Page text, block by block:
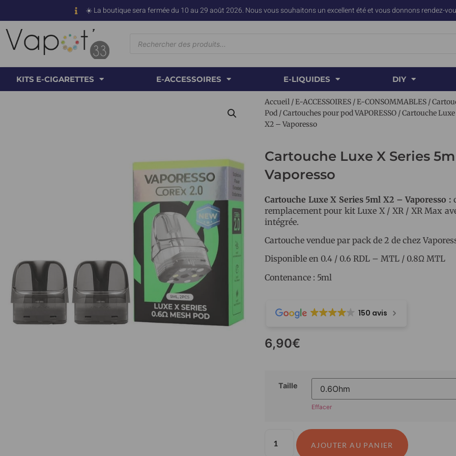
☀️ La boutique sera fermée du 10 au 29 août 2026. Nous vous souhaitons un excellent été et vous donnons rendez-
KITS E-CIGARETTES E-ACCESSOIRES E-LIQUIDES DIY
Accueil /E-ACCESSOIRES /E-CONSOMMABLES /
Pod /Cartouches pour pod VAPORESSO / Cartouche
X2 – Vaporesso
Cartouche Luxe X Series
Vaporesso
Cartouche Luxe X Series 5ml X2 – Vaporesso :
remplacement pour kit Luxe X / XR / XR Max
intégrée.
Cartouche vendue par pack de 2 de chez
Disponible en 0.4 / 0.6 RDL – MTL / 0.8Ω MTL
Contenance : 5ml
150 avis
6,90€
Taille
Effacer
AJOUTER AU PANIER